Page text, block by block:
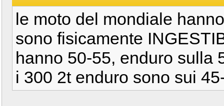
le moto del mondiale
sono fisicamente
hanno 50-55, enduro sulla
i 300 2t enduro sono sui